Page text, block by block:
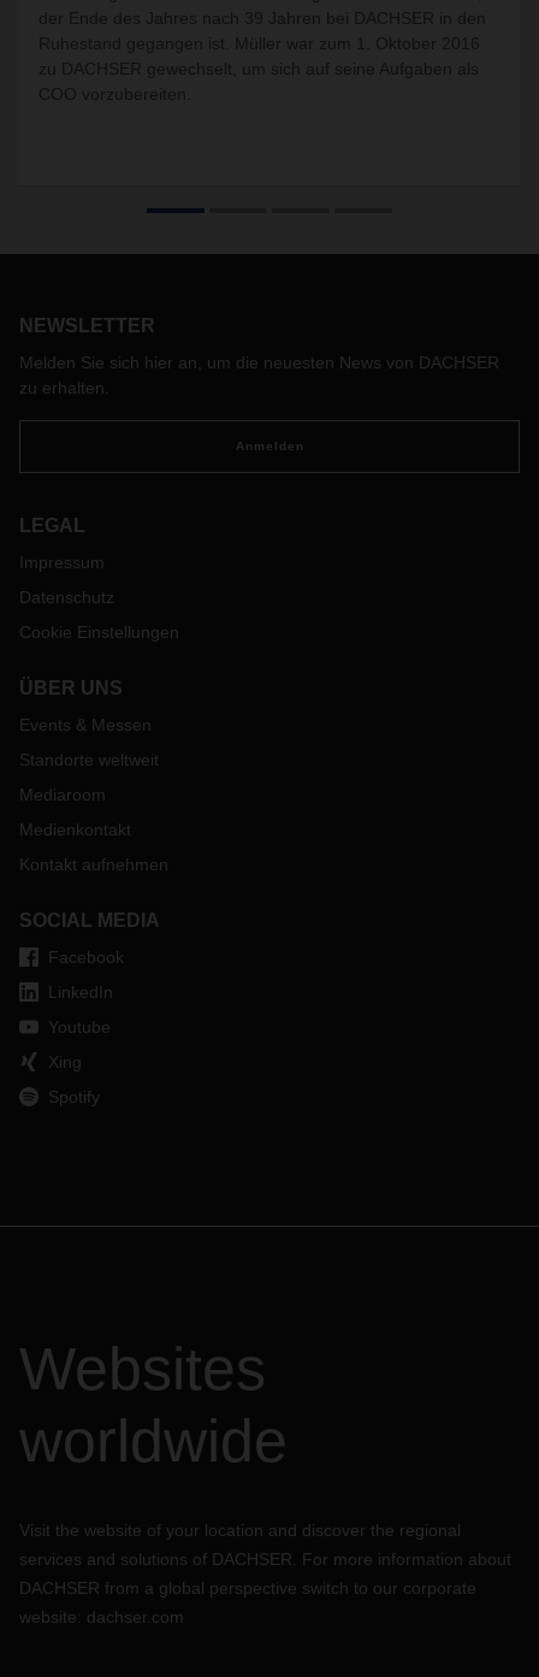
der Ende des Jahres nach 39 Jahren bei DACHSER in den
Ruhestand gegangen ist. Müller war zum 1. Oktober 2016
zu DACHSER gewechselt, um sich auf seine Aufgaben als
COO vorzubereiten.
NEWSLETTER
Melden Sie sich hier an, um die neuesten News von DACHSER
zu erhalten.
Anmelden
LEGAL
Impressum
Datenschutz
Cookie Einstellungen
ÜBER UNS
Events & Messen
Standorte weltweit
Mediaroom
Medienkontakt
Kontakt aufnehmen
SOCIAL MEDIA
Facebook
LinkedIn
Youtube
Xing
Spotify
Websites
worldwide
Visit the website of your location and discover the regional
services and solutions of DACHSER. For more information about
DACHSER from a global perspective switch to our corporate
website: dachser.com